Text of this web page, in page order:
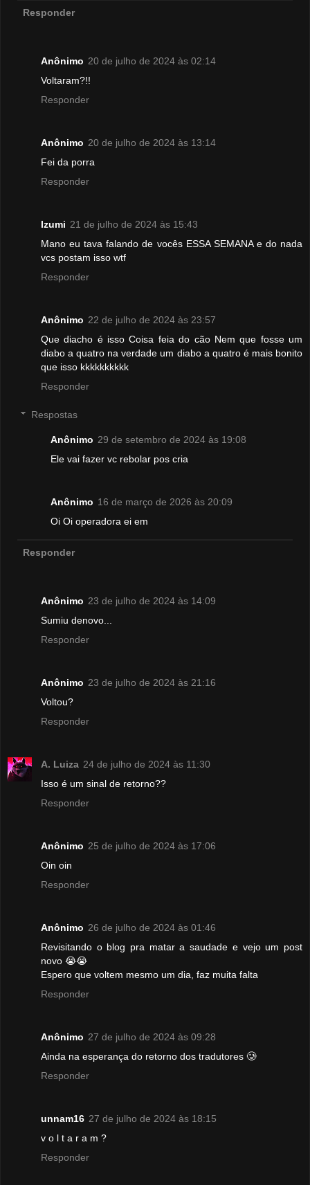
Responder
Anônimo 20 de julho de 2024 às 02:14
Voltaram?!!
Responder
Anônimo 20 de julho de 2024 às 13:14
Fei da porra
Responder
Izumi 21 de julho de 2024 às 15:43
Mano eu tava falando de vocês ESSA SEMANA e do nada
vcs postam isso wtf
Responder
Anônimo 22 de julho de 2024 às 23:57
Que diacho é isso Coisa feia do cão Nem que fosse um
diabo a quatro na verdade um diabo a quatro é mais bonito
que isso kkkkkkkkkk
Responder
Respostas
Anônimo 29 de setembro de 2024 às 19:08
Ele vai fazer vc rebolar pos cria
Anônimo 16 de março de 2026 às 20:09
Oi Oi operadora ei em
Responder
Anônimo 23 de julho de 2024 às 14:09
Sumiu denovo...
Responder
Anônimo 23 de julho de 2024 às 21:16
Voltou?
Responder
A. Luiza 24 de julho de 2024 às 11:30
Isso é um sinal de retorno??
Responder
Anônimo 25 de julho de 2024 às 17:06
Oin oin
Responder
Anônimo 26 de julho de 2024 às 01:46
Revisitando o blog pra matar a saudade e vejo um post
novo 😭😭
Espero que voltem mesmo um dia, faz muita falta
Responder
Anônimo 27 de julho de 2024 às 09:28
Ainda na esperança do retorno dos tradutores 🥲
Responder
unnam16 27 de julho de 2024 às 18:15
v o l t a r a m ?
Responder